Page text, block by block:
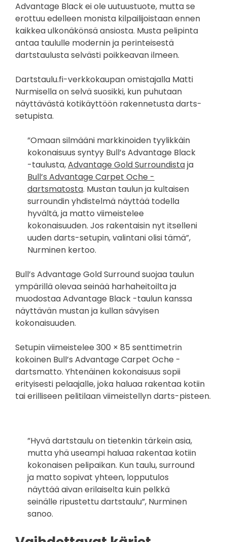
Advantage Black ei ole uutuustuote, mutta se
erottuu edelleen monista kilpailijoistaan ennen
kaikkea ulkonäkönsä ansiosta. Musta pelipinta
antaa taululle modernin ja perinteisestä
dartstaulusta selvästi poikkeavan ilmeen.
Dartstaulu.fi-verkkokaupan omistajalla Matti
Nurmisella on selvä suosikki, kun puhutaan
näyttävästä kotikäyttöön rakennetusta darts-
setupista.
”Omaan silmääni markkinoiden tyylikkäin
kokonaisuus syntyy Bull’s Advantage Black
-taulusta,Advantage Gold Surroundistaja
Bull’s Advantage Carpet Oche -
dartsmatosta. Mustan taulun ja kultaisen
surroundin yhdistelmä näyttää todella
hyvältä, ja matto viimeistelee
kokonaisuuden. Jos rakentaisin nyt itselleni
uuden darts-setupin, valintani olisi tämä”,
Nurminen kertoo.
Bull’s Advantage Gold Surround suojaa taulun
ympärillä olevaa seinää harhaheitoilta ja
muodostaa Advantage Black -taulun kanssa
näyttävän mustan ja kullan sävyisen
kokonaisuuden.
Setupin viimeistelee 300 × 85 senttimetrin
kokoinen Bull’s Advantage Carpet Oche -
dartsmatto. Yhtenäinen kokonaisuus sopii
erityisesti pelaajalle, joka haluaa rakentaa kotiin
tai erilliseen pelitilaan viimeistellyn darts-pisteen.
”Hyvä dartstaulu on tietenkin tärkein asia,
mutta yhä useampi haluaa rakentaa kotiin
kokonaisen pelipaikan. Kun taulu, surround
ja matto sopivat yhteen, lopputulos
näyttää aivan erilaiselta kuin pelkkä
seinälle ripustettu dartstaulu”, Nurminen
sanoo.